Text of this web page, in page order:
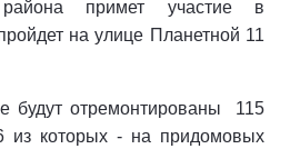
примет участие в
на улице Планетной 11
будут отремонтированы 115
из которых - на придомовых